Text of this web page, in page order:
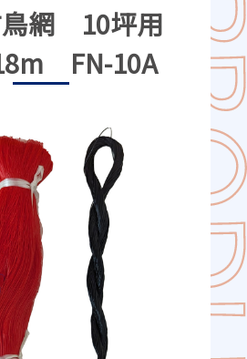
網 10坪用
FN-10A